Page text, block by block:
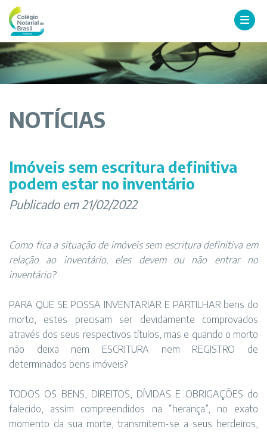
NOTÍCIAS
Imóveis sem escritura definitiva
podem estar no inventário
Publicado em 21/02/2022
Como fica a situação de imóveis sem escritura definitiva em
relação ao inventário, eles devem ou não entrar no
inventário?
PARA QUE SE POSSA INVENTARIAR E PARTILHAR bens do
morto, estes precisam ser devidamente comprovados
através dos seus respectivos títulos, mas e quando o morto
não deixa nem ESCRITURA nem REGISTRO de
determinados bens imóveis?
TODOS OS BENS, DIREITOS, DÍVIDAS E OBRIGAÇÕES do
falecido, assim compreendidos na “herança”, no exato
momento da sua morte, transmitem-se a seus herdeiros,